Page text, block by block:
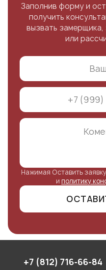
Заполнив форму и
получить
вызвать замерщика,
или
Нажимая Оставить
и политику
+7 (812) 716-66-84